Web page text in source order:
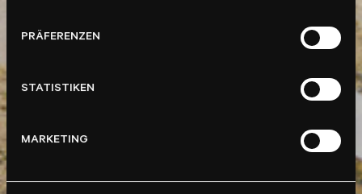
PRÄFERENZEN
STATISTIKEN
MARKETING